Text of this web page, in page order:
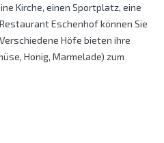
Kirche, einen Sportplatz, eine
Eschenhof können Sie
Höfe bieten ihre
Honig, Marmelade) zum